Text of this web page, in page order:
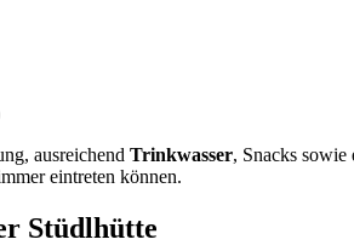
ausreichend Trinkwasser, Snacks sowie
eintreten können.
Stüdlhütte